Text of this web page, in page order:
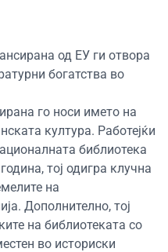
од ЕУ ги отвора
богатства во
го носи името на
култура. Работејќи
библиотека
тој одигра клучна
на
Дополнително, тој
на библиотеката со
во историски